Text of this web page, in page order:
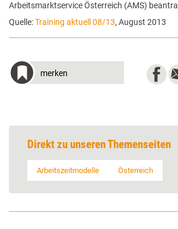
Arbeitsmarktservice Österreich (AMS)
Quelle:Training aktuell 08/13, August 2013
merken
Direkt zu unseren Themenseiten
Arbeitszeitmodelle Österreich